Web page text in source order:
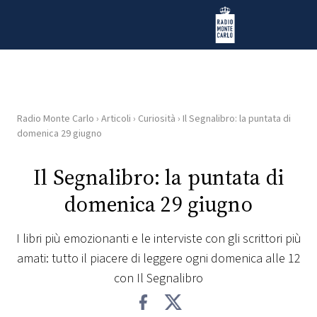
Radio Monte Carlo
HOME
RADIO
PLAYLIST
Radio Monte Carlo › Articoli › Curiosità › Il Segnalibro: la puntata di
domenica 29 giugno
Il Segnalibro: la puntata di
domenica 29 giugno
I libri più emozionanti e le interviste con gli scrittori più
amati: tutto il piacere di leggere ogni domenica alle 12
con Il Segnalibro